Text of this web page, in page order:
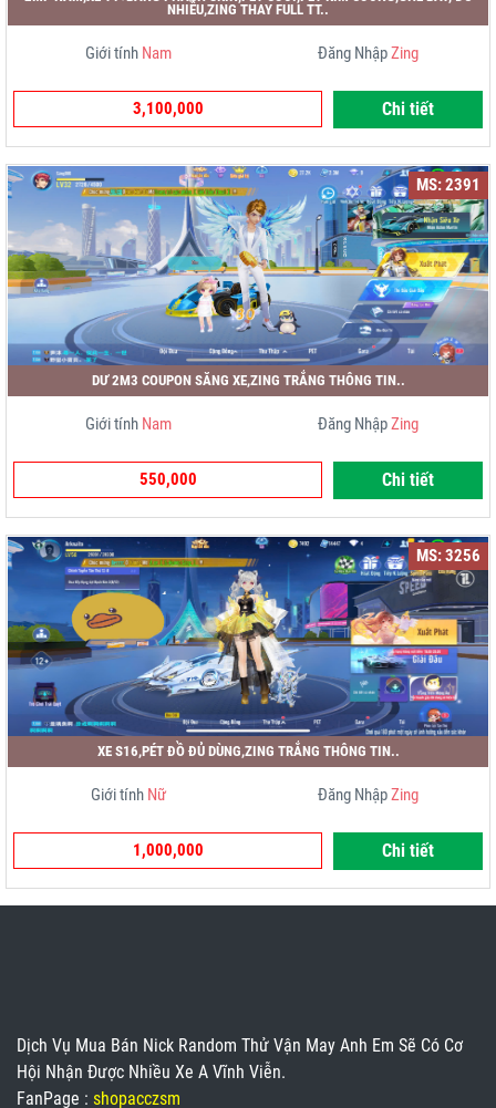
NHIỀU,ZING THAY FULL TT..
Giới tính Nam Đăng NhậpZing
3,100,000 Chi tiết
MS: 2391
DƯ 2M3 COUPON SĂNG XE,ZING TRẮNG THÔNG TIN..
Giới tính Nam Đăng NhậpZing
550,000 Chi tiết
MS: 3256
XE S16,PÉT ĐỒ ĐỦ DÙNG,ZING TRẮNG THÔNG TIN..
Giới tính Nữ Đăng NhậpZing
1,000,000 Chi tiết
Dịch Vụ Mua Bán Nick Random Thử Vận May Anh Em Sẽ Có Cơ
Hội Nhận Được Nhiều Xe A Vĩnh Viễn.
FanPage : shopacczsm